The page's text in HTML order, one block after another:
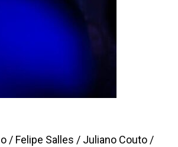
/ Felipe Salles / Juliano Couto /